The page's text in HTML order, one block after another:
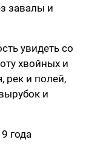
завалы и
увидеть со
хвойных и
рек и полей,
и
года